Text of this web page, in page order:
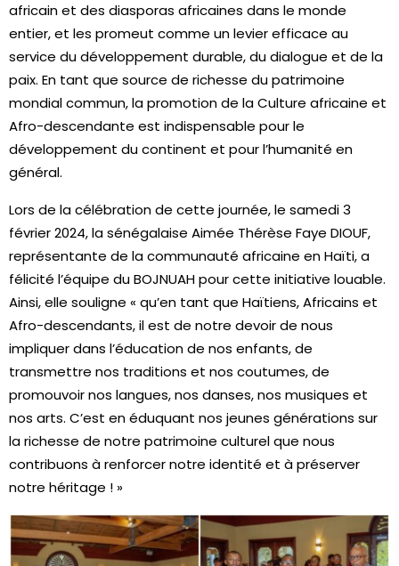
africain et des diasporas africaines dans le monde
entier, et les promeut comme un levier efficace au
service du développement durable, du dialogue et de la
paix. En tant que source de richesse du patrimoine
mondial commun, la promotion de la Culture africaine et
Afro-descendante est indispensable pour le
développement du continent et pour l’humanité en
général.
Lors de la célébration de cette journée, le samedi 3
février 2024, la sénégalaise Aimée Thérèse Faye DIOUF,
représentante de la communauté africaine en Haïti, a
félicité l’équipe du BOJNUAH pour cette initiative louable.
Ainsi, elle souligne « qu’en tant que Haïtiens, Africains et
Afro-descendants, il est de notre devoir de nous
impliquer dans l’éducation de nos enfants, de
transmettre nos traditions et nos coutumes, de
promouvoir nos langues, nos danses, nos musiques et
nos arts. C’est en éduquant nos jeunes générations sur
la richesse de notre patrimoine culturel que nous
contribuons à renforcer notre identité et à préserver
notre héritage ! »